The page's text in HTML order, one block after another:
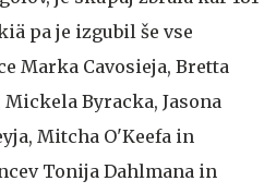
pa je izgubil še vse
Marka Cavosieja, Bretta
Byracka, Jasona
Mitcha O'Keefa in
Tonija Dahlmana in